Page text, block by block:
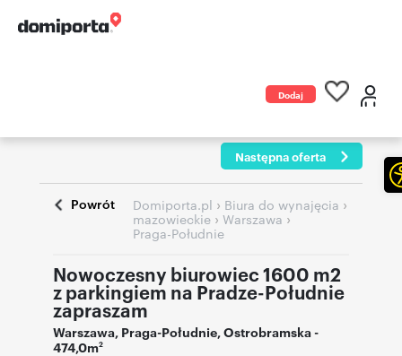
Dodaj
Następna oferta
Powrót Domiporta.pl › Biura do wynajęcia ›
mazowieckie › Warszawa ›
Praga-Południe
Nowoczesny biurowiec 1600 m2
z parkingiem na Pradze-Południe
zapraszam
Warszawa, Praga-Południe,Ostrobramska-
474,0m2